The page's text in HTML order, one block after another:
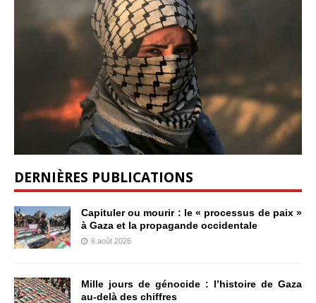
DERNIÈRES PUBLICATIONS
Capituler ou mourir : le « processus de paix »
à Gaza et la propagande occidentale
6 août 2026
Mille jours de génocide : l’histoire de Gaza
au-delà des chiffres